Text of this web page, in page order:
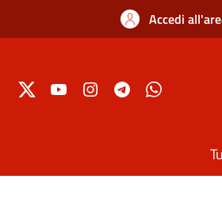
Accedi